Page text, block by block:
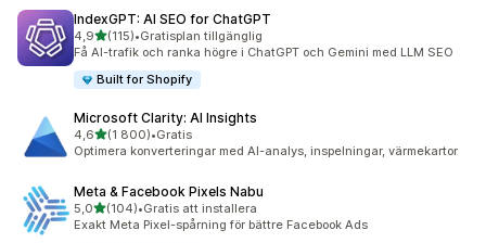
IndexGPT: AI SEO for ChatGPT
4,9av 5 stjärnor
(115)
115 recensioner totalt
•Gratisplan tillgänglig
Få AI-trafik och ranka högre i ChatGPT och Gemini med LLM SEO
Built for Shopify
Microsoft Clarity: AI Insights
4,6av 5 stjärnor
(1 800)
1800 recensioner totalt
•Gratis
Optimera konverteringar med AI-analys, inspelningar, värmekartor
Meta & Facebook Pixels Nabu
5,0av 5 stjärnor
(104)
104 recensioner totalt
•Gratis att installera
Exakt Meta Pixel-spårning för bättre Facebook Ads